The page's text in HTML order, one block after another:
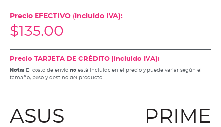
Precio EFECTIVO (incluido IVA):
$135.00
Precio TARJETA DE CRÉDITO (incluido IVA):
Nota: El costo de envío no está incluido en el precio y puede variar según el
tamaño, peso y destino del producto.
ASUS PRIME